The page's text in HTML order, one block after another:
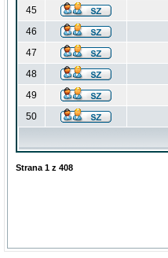
45
46
47
48
49
50
Strana 1 z 408